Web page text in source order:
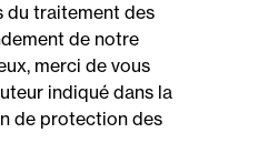
du traitement des
de notre
merci de vous
indiqué dans la
de protection des